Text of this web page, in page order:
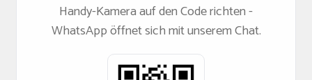
Handy-Kamera auf den Code richten -
WhatsApp öffnet sich mit unserem Chat.